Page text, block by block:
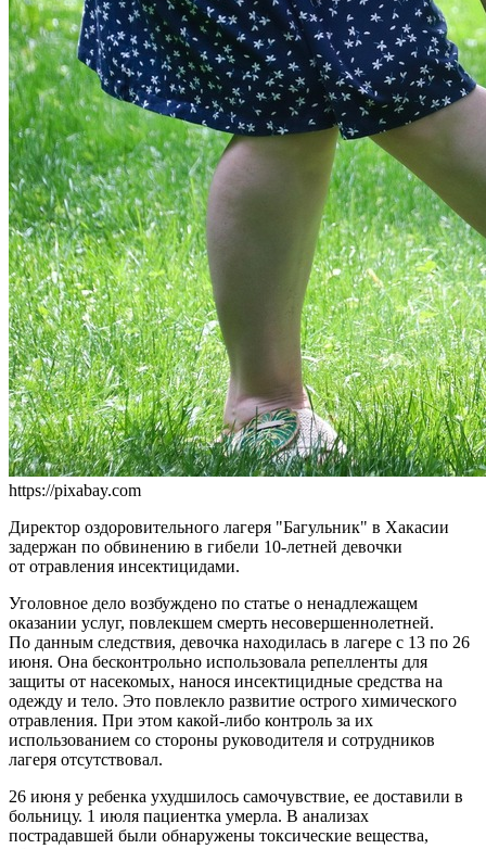
https://pixabay.com
Директор оздоровительного лагеря "Багульник" в Хакасии
задержан по обвинению в гибели 10-летней девочки
от отравления инсектицидами.
Уголовное дело возбуждено по статье о ненадлежащем
оказании услуг, повлекшем смерть несовершеннолетней.
По данным следствия, девочка находилась в лагере с 13 по 26
июня. Она бесконтрольно использовала репелленты для
защиты от насекомых, нанося инсектицидные средства на
одежду и тело. Это повлекло развитие острого химического
отравления. При этом какой-либо контроль за их
использованием со стороны руководителя и сотрудников
лагеря отсутствовал.
26 июня у ребенка ухудшилось самочувствие, ее доставили в
больницу. 1 июля пациентка умерла. В анализах
пострадавшей были обнаружены токсические вещества,